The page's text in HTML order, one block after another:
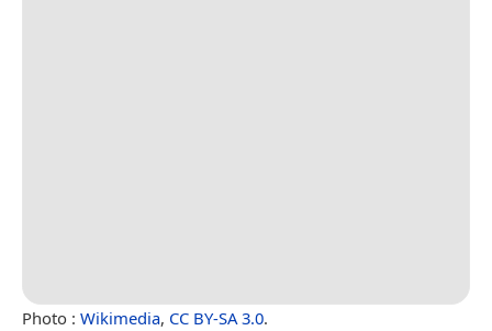
Photo : Wikimedia, CC BY-SA 3.0.